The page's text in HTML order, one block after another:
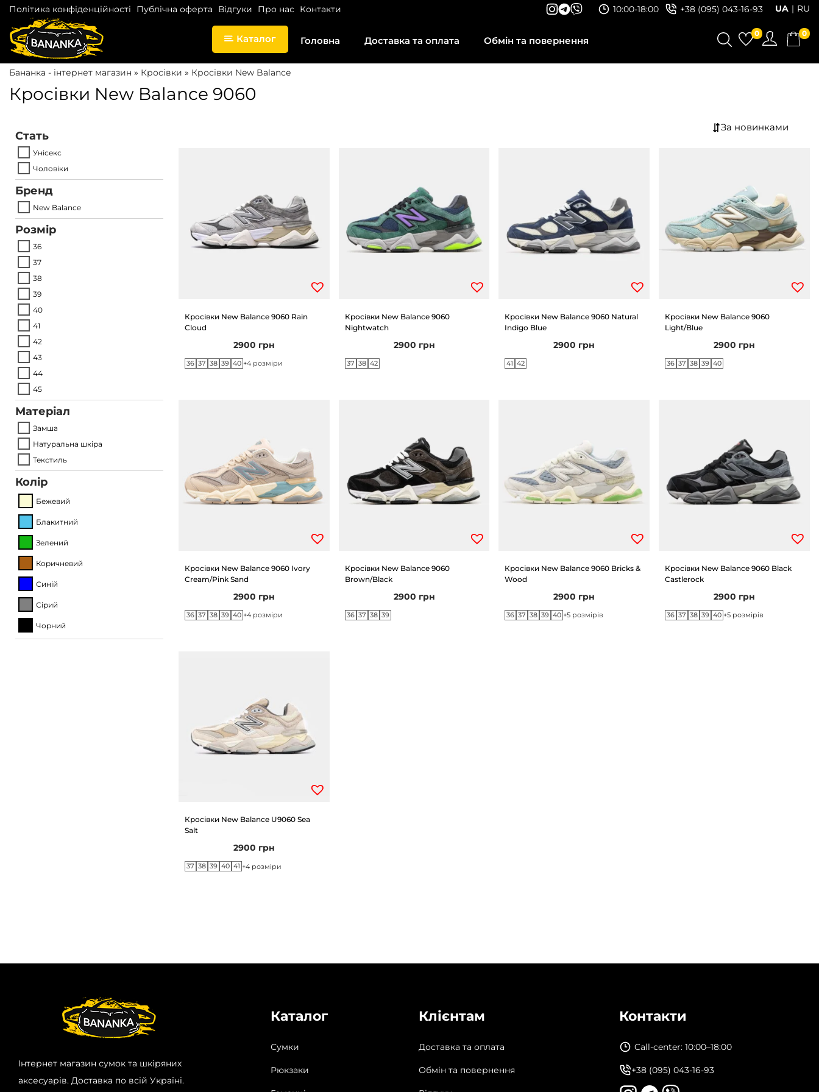
Політика конфіденційності Публічна оферта Відгуки Про нас Контакти 10:00-18:00 +38 (095) 043-16-93 UA RU
S
k
p
S
k
p
Каталог Головна Доставка та оплата Обмін та повернення
0 0
Бананка - інтернет магазин » Кросівки » Кросівки New Balance
Кросівки New Balance 9060
Кросівки New Balance 9060 Rain
Cloud
2900 грн
36 37 38 39 40 +4 розміри
Кросівки New Balance 9060
Nightwatch
2900 грн
37 38 42
Кросівки New Balance 9060 Natural
Indigo Blue
2900 грн
41 42
Кросівки New Balance 9060
Light/Blue
2900 грн
36 37 38 39 40
Кросівки New Balance 9060 Ivory
Cream/Pink Sand
2900 грн
36 37 38 39 40 +4 розміри
Кросівки New Balance 9060
Brown/Black
2900 грн
36 37 38 39
Кросівки New Balance 9060 Bricks &
Wood
2900 грн
36 37 38 39 40 +5 розмірів
Кросівки New Balance 9060 Black
Castlerock
2900 грн
36 37 38 39 40 +5 розмірів
Кросівки New Balance U9060 Sea
Salt
2900 грн
37 38 39 40 41 +4 розміри
Стать
Унісекс
Чоловіки
Бренд
New Balance
Розмір
36
37
38
39
40
41
42
43
44
45
Матеріал
Замша
Натуральна шкіра
Текстиль
Колір
Бежевий
Блакитний
Зелений
Коричневий
Синій
Сірий
Чорний
Інтернет магазин сумок та шкіряних
аксесуарів. Доставка по всій Україні.
Каталог
Сумки
Рюкзаки
Клієнтам
Доставка та оплата
Обмін та повернення
Контакти
Call-center: 10:00–18:00
+38 (095) 043-16-93